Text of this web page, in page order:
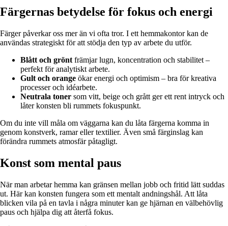
Färgernas betydelse för fokus och energi
Färger påverkar oss mer än vi ofta tror. I ett hemmakontor kan de
användas strategiskt för att stödja den typ av arbete du utför.
Blått och grönt främjar lugn, koncentration och stabilitet –
perfekt för analytiskt arbete.
Gult och orange ökar energi och optimism – bra för kreativa
processer och idéarbete.
Neutrala toner som vitt, beige och grått ger ett rent intryck och
låter konsten bli rummets fokuspunkt.
Om du inte vill måla om väggarna kan du låta färgerna komma in
genom konstverk, ramar eller textilier. Även små färginslag kan
förändra rummets atmosfär påtagligt.
Konst som mental paus
När man arbetar hemma kan gränsen mellan jobb och fritid lätt suddas
ut. Här kan konsten fungera som ett mentalt andningshål. Att låta
blicken vila på en tavla i några minuter kan ge hjärnan en välbehövlig
paus och hjälpa dig att återfå fokus.